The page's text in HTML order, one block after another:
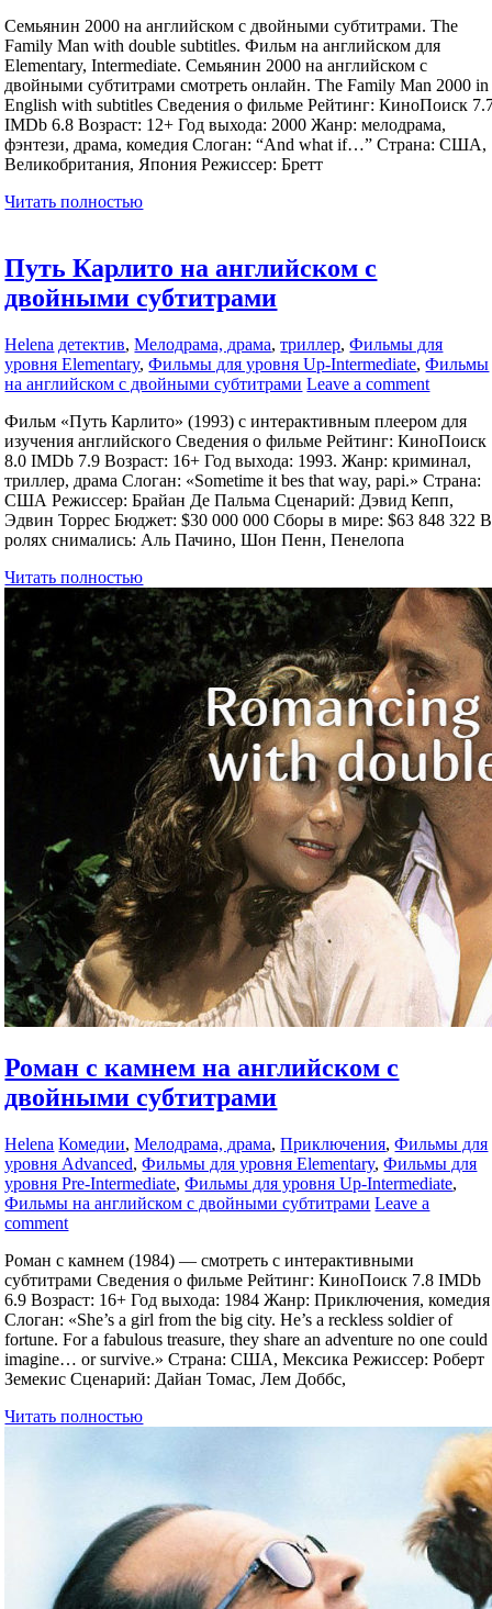
Семьянин 2000 на английском с двойными субтитрами. The
Family Man with double subtitles. Фильм на английском для
Elementary, Intermediate. Семьянин 2000 на английском с
двойными субтитрами смотреть онлайн. The Family Man 2000 in
English with subtitles Сведения о фильме Рейтинг: КиноПоиск
IMDb 6.8 Возраст: 12+ Год выхода: 2000 Жанр: мелодрама,
фэнтези, драма, комедия Слоган: “And what if…” Страна: США,
Великобритания, Япония Режиссер: Бретт
Читать полностью
Путь Карлито на английском с
двойными субтитрами
Helena детектив,Мелодрама, драма,триллер,Фильмы для
уровня Elementary,Фильмы для уровня Up-Intermediate,Фильмы
на английском с двойными субтитрами Leave a comment
Фильм «Путь Карлито» (1993) с интерактивным плеером для
изучения английского Сведения о фильме Рейтинг: КиноПоиск
8.0 IMDb 7.9 Возраст: 16+ Год выхода: 1993. Жанр: криминал,
триллер, драма Слоган: «Sometime it bes that way, papi.» Страна:
США Режиссер: Брайан Де Пальма Сценарий: Дэвид Кепп,
Эдвин Торрес Бюджет: $30 000 000 Сборы в мире: $63 848 322 В
ролях снимались: Аль Пачино, Шон Пенн, Пенелопа
Читать полностью
Роман с камнем на английском с
двойными субтитрами
Helena Комедии,Мелодрама, драма,Приключения,Фильмы для
уровня Advanced,Фильмы для уровня Elementary,Фильмы для
уровня Pre-Intermediate,Фильмы для уровня Up-Intermediate,
Фильмы на английском с двойными субтитрами Leave a
comment
Роман с камнем (1984) — смотреть с интерактивными
субтитрами Сведения о фильме Рейтинг: КиноПоиск 7.8 IMDb
6.9 Возраст: 16+ Год выхода: 1984 Жанр: Приключения, комедия
Слоган: «She’s a girl from the big city. He’s a reckless soldier of
fortune. For a fabulous treasure, they share an adventure no one could
imagine… or survive.» Страна: США, Мексика Режиссер: Роберт
Земекис Сценарий: Дайан Томас, Лем Доббс,
Читать полностью